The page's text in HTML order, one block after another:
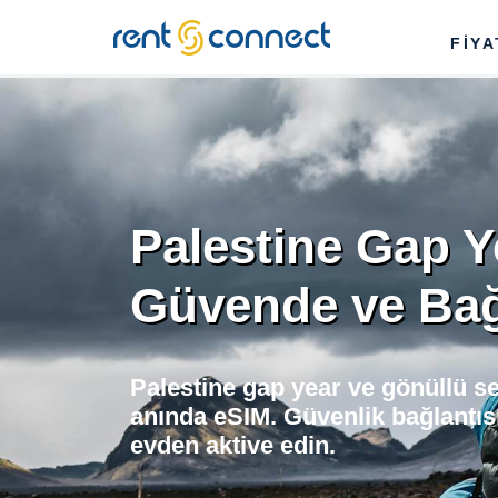
RENT'N
CONNECT
Palestine Gap
Güvende ve
Palestine gap year ve gönüllü
anında eSIM. Güvenlik
evden aktive edin.